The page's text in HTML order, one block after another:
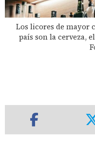
Los licores de mayor
país son la cerveza,